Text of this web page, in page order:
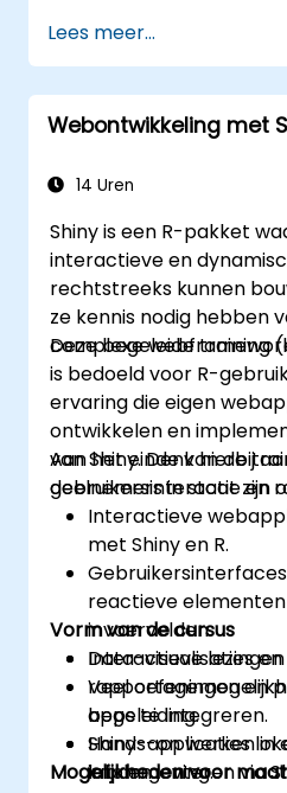
Lees meer...
Webontwikkeling met
14 Uren
Shiny is een R-pakket
interactieve en
rechtstreeks kunnen
ze kennis nodig hebben
complexe
Deze begeleide training
is bedoeld voor R-
ervaring die eigen
ontwikkelen en
van Shiny. Denk hierbij
gebruikersinteractie en
Aan het einde van de
deelnemers in staat zijn
Interactieve
met Shiny en R.
reactieve
invoervelden.
Data-visualisaties en
apps te integreren.
Shiny-applicaties
implementeren via
Vorm van de cursus
Interactieve lezingen
Veel oefeningen en
begeleiding.
Hands-on werken in
labomgeving.
Mogelijkheden voor